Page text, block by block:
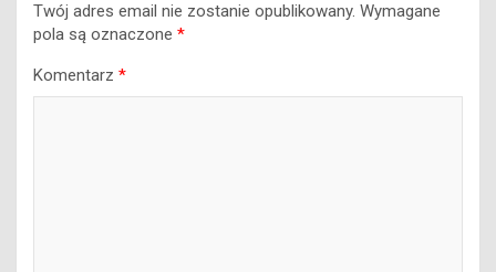
Twój adres email nie zostanie opublikowany. Wymagane
pola są oznaczone *
Komentarz *